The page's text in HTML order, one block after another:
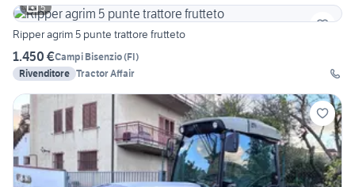
5
Ripper agrim 5 punte trattore frutteto
1.450 €Campi Bisenzio(FI)
Rivenditore Tractor Affair